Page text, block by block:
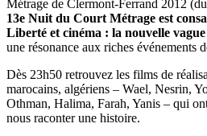
Métrage de Clermont-Ferrand 2012
13e Nuit du Court Métrage est
Liberté et cinéma : la nouvelle
une résonance aux riches événements
Dès 23h50 retrouvez les films de
marocains, algériens – Wael, Nesrin,
Othman, Halima, Farah, Yanis – qui
nous raconter une histoire.